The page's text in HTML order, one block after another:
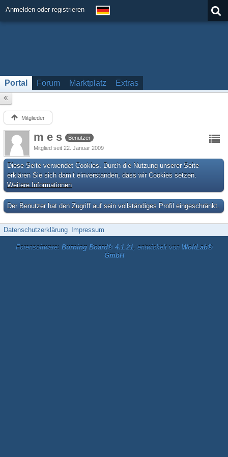
Anmelden oder registrieren
Portal Forum Marktplatz Extras
Mitglieder
m e s
Benutzer
Mitglied seit 22. Januar 2009
Diese Seite verwendet Cookies. Durch die Nutzung unserer Seite
erklären Sie sich damit einverstanden, dass wir Cookies setzen.
Weitere Informationen
Der Benutzer hat den Zugriff auf sein vollständiges Profil eingeschränkt.
Datenschutzerklärung Impressum
Forensoftware: Burning Board® 4.1.21, entwickelt von WoltLab®
GmbH